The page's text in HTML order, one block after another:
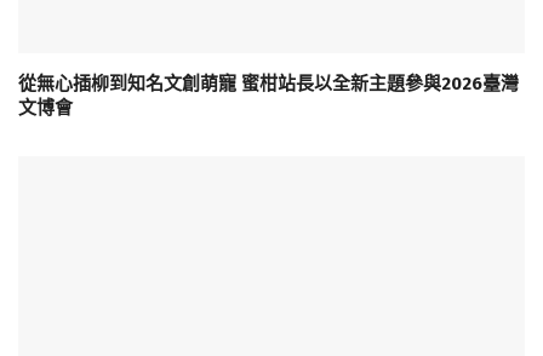
從無心插柳到知名文創萌寵 蜜柑站長以全新主題參與2026臺灣
文博會